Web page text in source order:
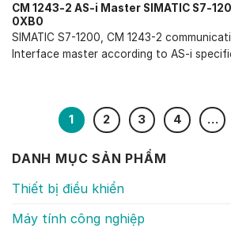
CM 1243-2 AS-i Master SIMATIC S7-
0XB0
SIMATIC S7-1200, CM 1243-2
Interface master according to AS-i
1 2 3 4 …
DANH MỤC SẢN PHẨM
Thiết bị điều khiển
Máy tính công nghiệp